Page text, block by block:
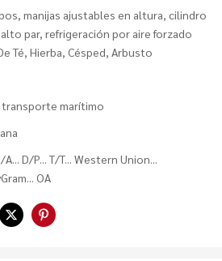
manijas ajustables en altura, cilindro
par, refrigeración por aire forzado
Té, Hierba, Césped, Arbusto
transporte marítimo
A... D/P... T/T... Western Union...
OA